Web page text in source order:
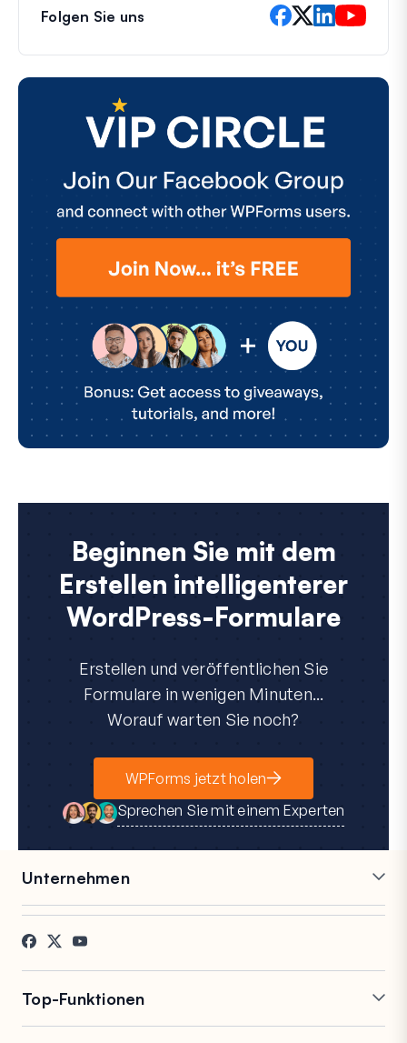
Folgen Sie uns
Beginnen Sie mit dem
Erstellen intelligenterer
WordPress-Formulare
Erstellen und veröffentlichen Sie
Formulare in wenigen Minuten...
Worauf warten Sie noch?
WPForms jetzt holen
Sprechen Sie mit einem Experten
Unternehmen
Karriere
Referenzen
Partner
Top-Funktionen